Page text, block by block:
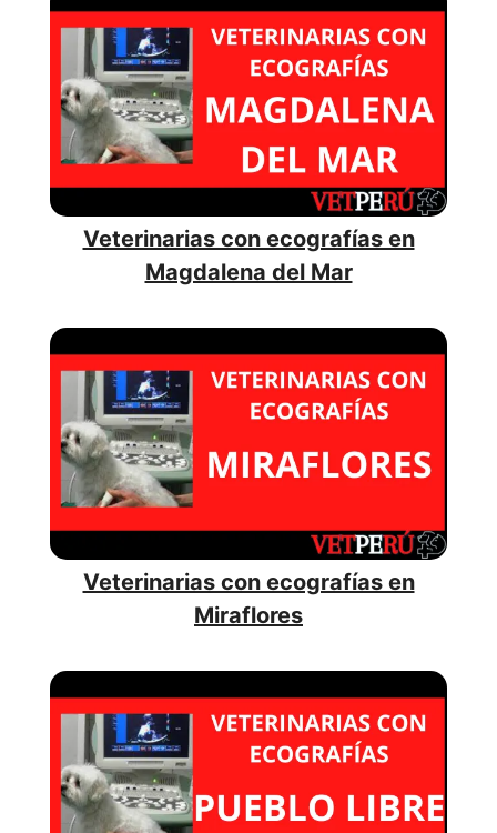
Veterinarias con ecografías en
Magdalena del Mar
Veterinarias con ecografías en
Miraflores